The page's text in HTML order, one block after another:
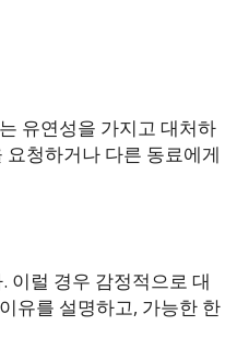
유연성을 가지고 대처하
청하거나 다른 동료에게
이럴 경우 감정적으로 대
유를 설명하고, 가능한 한